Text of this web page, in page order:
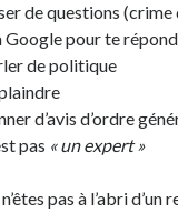
de questions (crime
Google pour te
de politique
d’avis d’ordre
pas « un expert »
pas à l’abri d’un